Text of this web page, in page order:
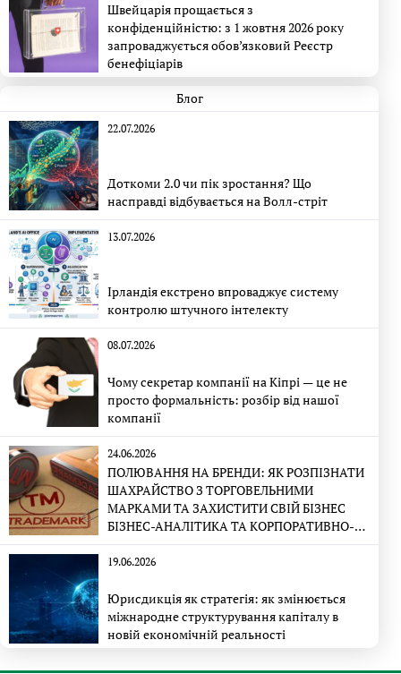
Швейцарія прощається з
конфіденційністю: з 1 жовтня 2026 року
запроваджується обов’язковий Реєстр
бенефіціарів
Блог
22.07.2026
Доткоми 2.0 чи пік зростання? Що
насправді відбувається на Волл-стріт
13.07.2026
Ірландія екстрено впроваджує систему
контролю штучного інтелекту
08.07.2026
Чому секретар компанії на Кіпрі — це не
просто формальність: розбір від нашої
компанії
24.06.2026
ПОЛЮВАННЯ НА БРЕНДИ: ЯК РОЗПІЗНАТИ
ШАХРАЙСТВО З ТОРГОВЕЛЬНИМИ
МАРКАМИ ТА ЗАХИСТИТИ СВІЙ БІЗНЕС
БІЗНЕС-АНАЛІТИКА ТА КОРПОРАТИВНО-
ПРАВОВА ЕКСПЕРТИЗА
19.06.2026
Юрисдикція як стратегія: як змінюється
міжнародне структурування капіталу в
новій економічній реальності